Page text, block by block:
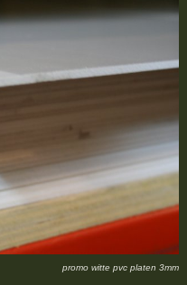
promo witte pvc platen 3mm